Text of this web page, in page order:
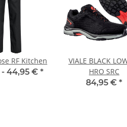
RF Kitchen
- 44,95 € *
VIALE BLACK
HRO SRC
84,95 € *